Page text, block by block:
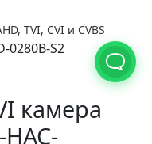
TVI, CVI и CVBS
0280B-S2
камера